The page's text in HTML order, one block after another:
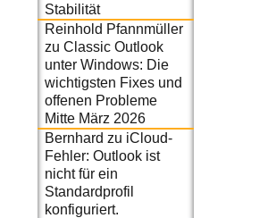
Stabilität
Reinhold Pfannmüller
zu Classic Outlook
unter Windows: Die
wichtigsten Fixes und
offenen Probleme
Mitte März 2026
Bernhard zu iCloud-
Fehler: Outlook ist
nicht für ein
Standardprofil
konfiguriert.